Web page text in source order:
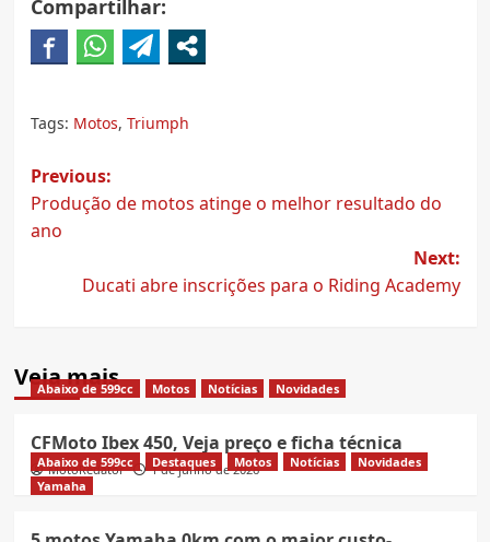
Compartilhar:
Tags: Motos, Triumph
Post
navigation
Previous:
Produção de motos atinge o melhor resultado do
ano
Next:
Ducati abre inscrições para o Riding Academy
Veja mais
Abaixo de 599cc Motos Notícias Novidades
CFMoto Ibex 450, Veja preço e ficha técnica
MotoRedator 1 de junho de 2026
Abaixo de 599cc Destaques Motos Notícias
Novidades
Yamaha